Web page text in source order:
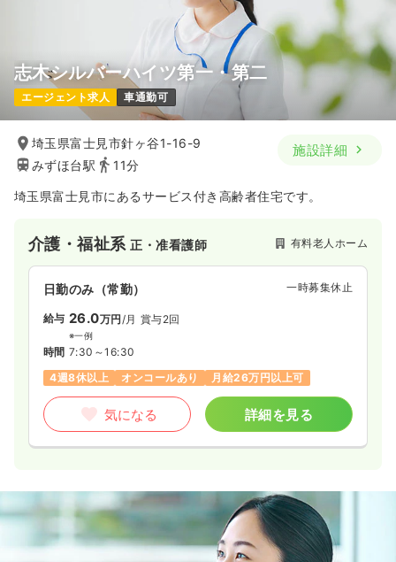
志木シルバーハイツ第一・第二
エージェント求人 車通勤可
埼玉県富士見市針ヶ谷1-16-9
みずほ台駅
11分
施設詳細
埼玉県富士見市にあるサービス付き高齢者住宅です。
介護・福祉系正・准看護師 有料老人ホーム
日勤のみ（常勤） 一時募集休止
給与 26.0万円 /月 賞与2回
※一例
時間 7:30～16:30
4週8休以上
オンコールあり 月給26万円以上可
気になる 詳細を見る